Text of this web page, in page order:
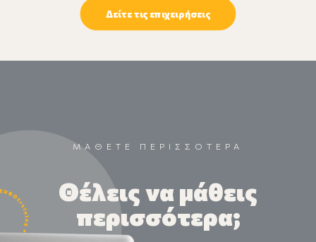
Δείτε τις επιχειρήσεις
ΜΑΘΕΤΕ ΠΕΡΙΣΣΟΤΕΡΑ
Θέλεις να μάθεις
περισσότερα;